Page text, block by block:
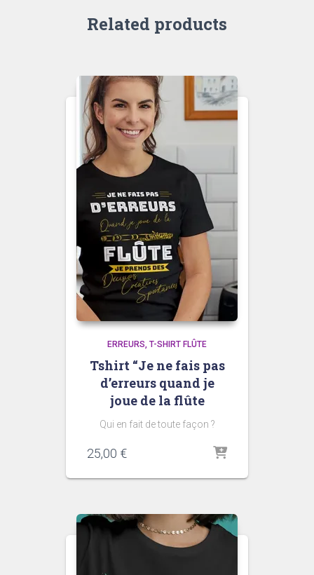
Related products
ERREURS T-SHIRT FLÛTE
Tshirt “Je ne fais pas
d’erreurs quand je
joue de la flûte
Qui en fait de toute façon ?
25,00 €